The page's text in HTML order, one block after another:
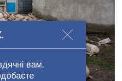
вам,